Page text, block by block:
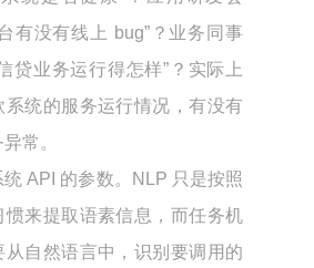
有没有线上 bug”？业务同事
贷业务运行得怎样”？实际上
系统的服务运行情况，有没有
常。
API 的参数。NLP 只是按照
惯来提取语素信息，而任务机
从自然语言中，识别要调用的